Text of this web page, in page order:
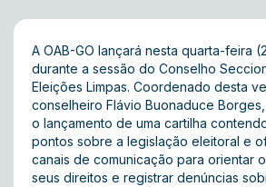
A OAB-GO lançará nesta quarta-feira
durante a sessão do Conselho
Eleições Limpas. Coordenado desta
conselheiro Flávio Buonaduce
o lançamento de uma cartilha
pontos sobre a legislação eleitoral e
canais de comunicação para orientar
seus direitos e registrar denúncias